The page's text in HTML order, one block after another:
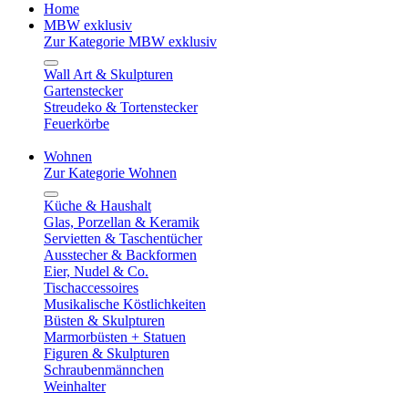
Home
MBW exklusiv
Zur Kategorie MBW exklusiv
Wall Art & Skulpturen
Gartenstecker
Streudeko & Tortenstecker
Feuerkörbe
Wohnen
Zur Kategorie Wohnen
Küche & Haushalt
Glas, Porzellan & Keramik
Servietten & Taschentücher
Ausstecher & Backformen
Eier, Nudel & Co.
Tischaccessoires
Musikalische Köstlichkeiten
Büsten & Skulpturen
Marmorbüsten + Statuen
Figuren & Skulpturen
Schraubenmännchen
Weinhalter